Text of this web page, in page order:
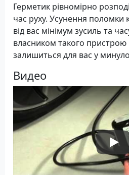
Герметик рівномірно
час руху. Усунення поломки
від вас мінімум зусиль та
власником такого
залишиться для вас у
Видео